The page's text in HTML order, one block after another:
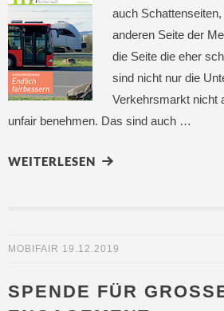
auch
anderen Seite der
die Seite die eher
sind nicht nur die
Verkehrsmarkt nicht
unfair benehmen. Das sind auch …
WEITERLESEN
MOBIFAIR 19.12.2019
SPENDE FÜR